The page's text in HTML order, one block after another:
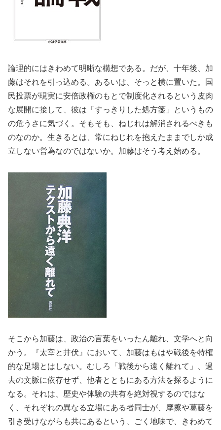
論理的にはきわめて明晰な構想である。だが、十年後、加
藤はそれを引っ込める。あるいは、そっと横に置いた。国
民投票が現実に安倍政権のもとで制度化されるという皮肉
な展開に接して、彼は「すっきりした処方箋」というもの
の危うさに気づく。そもそも、ねじれは解消されるべきも
のなのか。生きるとは、常にねじれを抱えたままでしか成
立しない営為なのではないか。加藤はそう考え始める。
そこから加藤は、政治の言葉をいったん離れ、文学へと向
かう。『太宰と井伏』において、加藤はもはや戦後を特権
的な足場とはしない。むしろ「戦後から遠く離れて」、過
去の文脈に依存せず、他者とともにある方法を探るように
なる。それは、歴史や体験の共有を絶対視するのではな
く、それぞれの異なる立場にある者同士が、摩擦や葛藤を
引き受けながらも共にあるという、ごく地味で、きわめて